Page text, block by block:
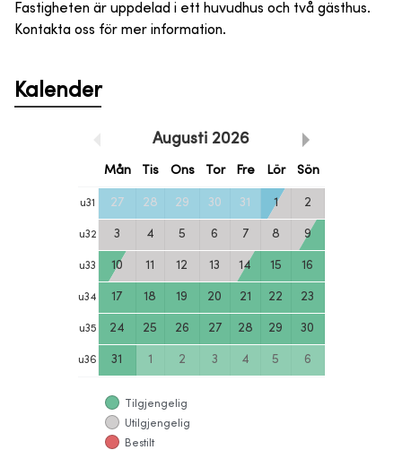
Fastigheten är uppdelad i ett huvudhus och två gästhus.
Kontakta oss för mer information.
Kalender
Augusti 2026
Mån Tis Ons Tor Fre Lör Sön
u31 27 28 29 30 31 1 2
u32 3 4 5 6 7 8 9
u33 10 11 12 13 14 15 16
u34 17 18 19 20 21 22 23
u35 24 25 26 27 28 29 30
u36 31 1 2 3 4 5 6
Tilgjengelig
Utilgjengelig
Bestilt